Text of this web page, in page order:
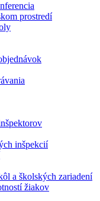
prostredí
inšpekcií
a školských zariadení
žiakov